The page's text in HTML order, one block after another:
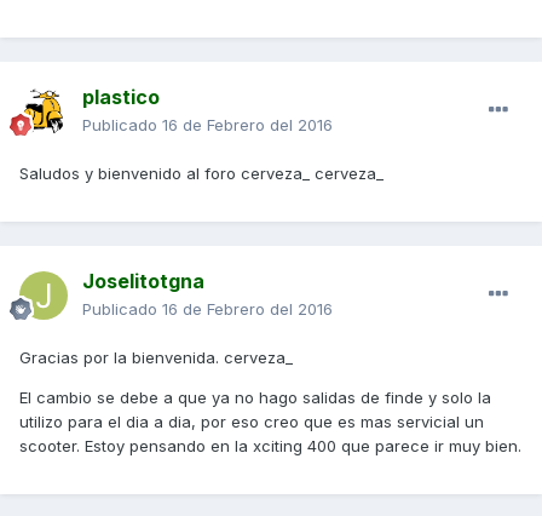
plastico
Publicado 16 de Febrero del 2016
Saludos y bienvenido al foro cerveza_ cerveza_
Joselitotgna
Publicado 16 de Febrero del 2016
Gracias por la bienvenida. cerveza_
El cambio se debe a que ya no hago salidas de finde y solo la
utilizo para el dia a dia, por eso creo que es mas servicial un
scooter. Estoy pensando en la xciting 400 que parece ir muy bien.